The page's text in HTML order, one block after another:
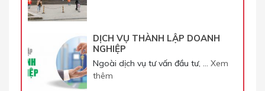
DỊCH VỤ THÀNH LẬP DOANH
NGHIỆP
Ngoài dịch vụ tư vấn đầu tư, … Xem
thêm